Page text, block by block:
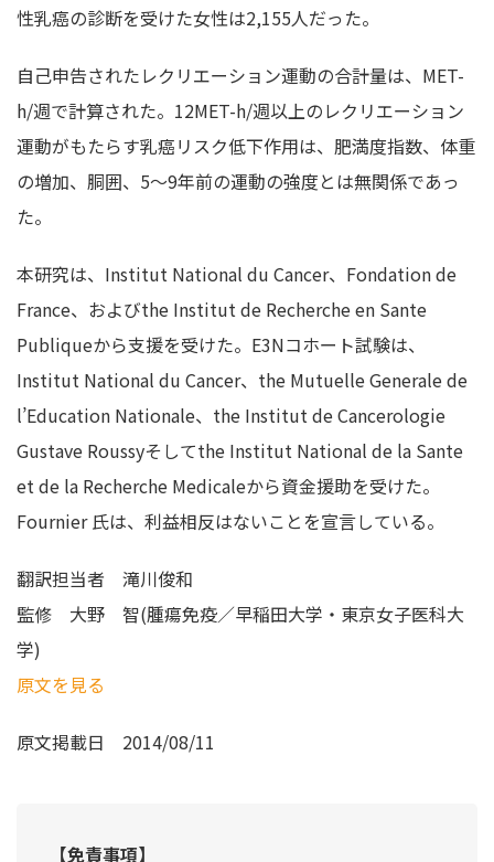
性乳癌の診断を受けた女性は2,155人だった。
自己申告されたレクリエーション運動の合計量は、MET-
h/週で計算された。12MET-h/週以上のレクリエーション
運動がもたらす乳癌リスク低下作用は、肥満度指数、体重
の増加、胴囲、5～9年前の運動の強度とは無関係であっ
た。
本研究は、Institut National du Cancer、Fondation de
France、およびthe Institut de Recherche en Sante
Publiqueから支援を受けた。E3Nコホート試験は、
Institut National du Cancer、the Mutuelle Generale de
l’Education Nationale、the Institut de Cancerologie
Gustave Roussyそしてthe Institut National de la Sante
et de la Recherche Medicaleから資金援助を受けた。
Fournier 氏は、利益相反はないことを宣言している。
翻訳担当者 滝川俊和
監修 大野 智(腫瘍免疫／早稲田大学・東京女子医科大
学)
原文を見る
原文掲載日 2014/08/11
【免責事項】